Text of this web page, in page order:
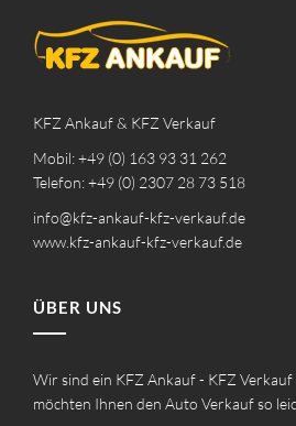
KFZ Ankauf & KFZ Verkauf
Mobil: +49 (0) 163 93 31 262
Telefon: +49 (0) 2307 28 73 518
info@kfz-ankauf-kfz-verkauf.de
www.kfz-ankauf-kfz-verkauf.de
ÜBER UNS
Wir sind ein KFZ Ankauf - KFZ
möchten Ihnen den Auto Verkauf so